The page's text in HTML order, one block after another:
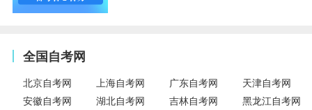
全国自考网
北京自考网 上海自考网 广东自考网
天津自考网
安徽自考网
湖北自考网 吉林自考网
黑龙江自考网